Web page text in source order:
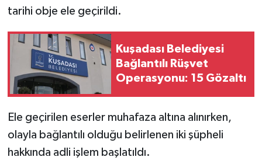
tarihi obje ele geçirildi.
Kuşadası Belediyesi
Bağlantılı Rüşvet
Operasyonu: 15 Gözaltı
Ele geçirilen eserler muhafaza altına alınırken,
olayla bağlantılı olduğu belirlenen iki şüpheli
hakkında adli işlem başlatıldı.